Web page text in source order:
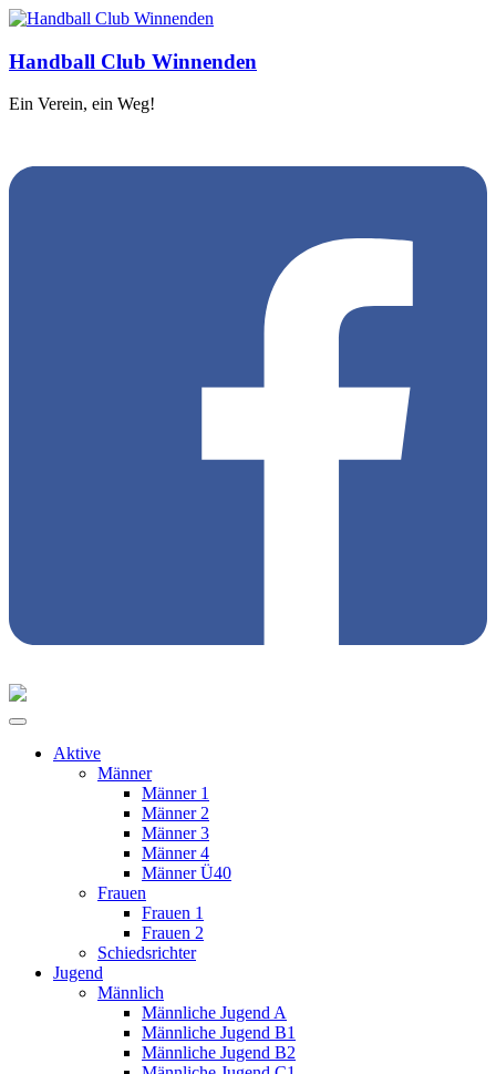
Handball Club Winnenden
Ein Verein, ein Weg!
Aktive
Männer
Männer 1
Männer 2
Männer 3
Männer 4
Männer Ü40
Frauen
Frauen 1
Frauen 2
Schiedsrichter
Jugend
Männlich
Männliche Jugend A
Männliche Jugend B1
Männliche Jugend B2